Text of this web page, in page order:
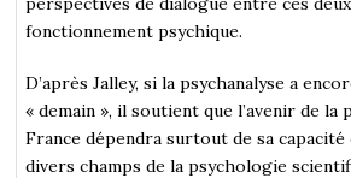
fonctionnement psychique.
D’après Jalley, si la psychanalyse a
« demain », il soutient que l’avenir de la
France dépendra surtout de sa capacité
divers champs de la psychologie